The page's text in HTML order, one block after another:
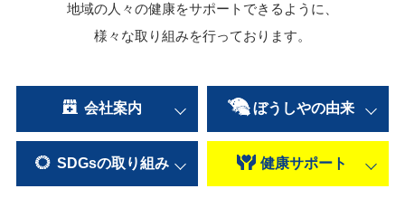
地域の人々の健康をサポートできるように、
様々な取り組みを行っております。
会社案内 ぼうしやの由来
SDGsの取り組み 健康サポート